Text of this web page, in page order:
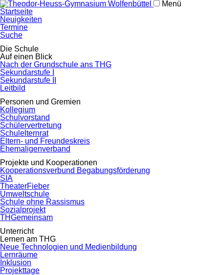
Menü
Navigation
überspringen
Startseite
Neuigkeiten
Termine
Suche
Navigation
überspringen
Die Schule
Auf einen Blick
Nach der Grundschule ans THG
Sekundarstufe I
Sekundarstufe II
Leitbild
Personen und Gremien
Kollegium
Schulvorstand
Schülervertretung
Schulelternrat
Eltern- und Freundeskreis
Ehemaligenverband
Projekte und Kooperationen
Kooperationsverbund Begabungsförderung
SIA
TheaterFieber
Umweltschule
Schule ohne Rassismus
Sozialprojekt
THGemeinsam
Unterricht
Lernen am THG
Neue Technologien und Medienbildung
Lernräume
Inklusion
Projekttage